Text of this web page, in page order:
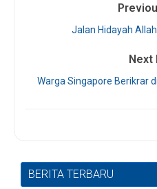
Jalan Hidayah
Next
Warga Singapore Berikrar
BERITA TERBARU